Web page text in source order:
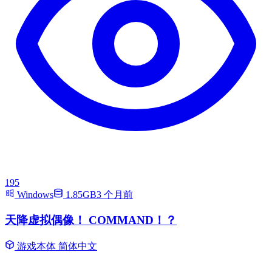
195
Windows
1.85GB3 个月前
天降虚拟偶像！ COMMAND！？
游戏本体 简体中文